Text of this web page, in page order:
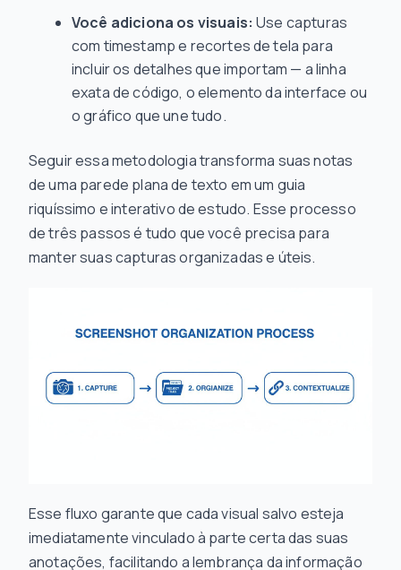
Você adiciona os visuais: Use capturas
com timestamp e recortes de tela para
incluir os detalhes que importam — a linha
exata de código, o elemento da interface ou
o gráfico que une tudo.
Seguir essa metodologia transforma suas notas
de uma parede plana de texto em um guia
riquíssimo e interativo de estudo. Esse processo
de três passos é tudo que você precisa para
manter suas capturas organizadas e úteis.
Esse fluxo garante que cada visual salvo esteja
imediatamente vinculado à parte certa das suas
anotações, facilitando a lembrança da informação